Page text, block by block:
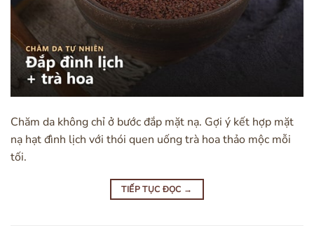
Chăm da không chỉ ở bước đắp mặt nạ. Gợi ý kết hợp mặt
nạ hạt đình lịch với thói quen uống trà hoa thảo mộc mỗi
tối.
TIẾP TỤC ĐỌC →